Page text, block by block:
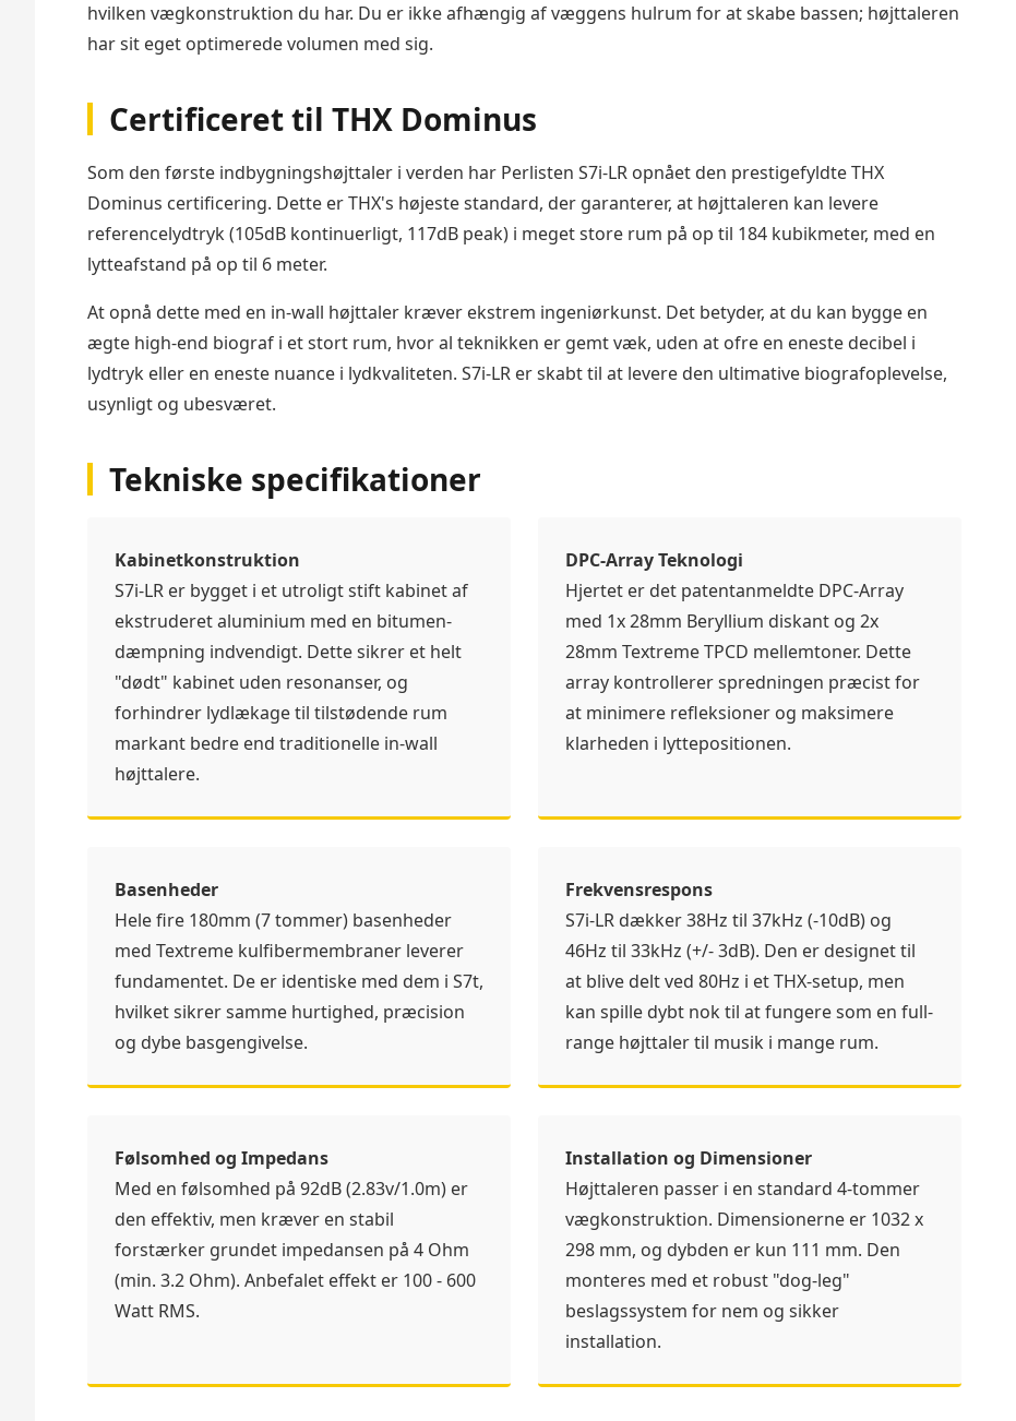
hvilken vægkonstruktion du har. Du er ikke afhængig af væggens hulrum for at skabe bassen; højttaleren
har sit eget optimerede volumen med sig.
Certificeret til THX Dominus
Som den første indbygningshøjttaler i verden har Perlisten S7i-LR opnået den prestigefyldte THX
Dominus certificering. Dette er THX's højeste standard, der garanterer, at højttaleren kan levere
referencelydtryk (105dB kontinuerligt, 117dB peak) i meget store rum på op til 184 kubikmeter, med en
lytteafstand på op til 6 meter.
At opnå dette med en in-wall højttaler kræver ekstrem ingeniørkunst. Det betyder, at du kan bygge en
ægte high-end biograf i et stort rum, hvor al teknikken er gemt væk, uden at ofre en eneste decibel i
lydtryk eller en eneste nuance i lydkvaliteten. S7i-LR er skabt til at levere den ultimative biografoplevelse,
usynligt og ubesværet.
Tekniske specifikationer
Kabinetkonstruktion
S7i-LR er bygget i et utroligt stift kabinet af
ekstruderet aluminium med en bitumen-
dæmpning indvendigt. Dette sikrer et helt
"dødt" kabinet uden resonanser, og
forhindrer lydlækage til tilstødende rum
markant bedre end traditionelle in-wall
højttalere.
DPC-Array Teknologi
Hjertet er det patentanmeldte DPC-Array
med 1x 28mm Beryllium diskant og 2x
28mm Textreme TPCD mellemtoner. Dette
array kontrollerer spredningen præcist for
at minimere refleksioner og maksimere
klarheden i lyttepositionen.
Basenheder
Hele fire 180mm (7 tommer) basenheder
med Textreme kulfibermembraner leverer
fundamentet. De er identiske med dem i S7t,
hvilket sikrer samme hurtighed, præcision
og dybe basgengivelse.
Frekvensrespons
S7i-LR dækker 38Hz til 37kHz (-10dB) og
46Hz til 33kHz (+/- 3dB). Den er designet til
at blive delt ved 80Hz i et THX-setup, men
kan spille dybt nok til at fungere som en full-
range højttaler til musik i mange rum.
Følsomhed og Impedans
Med en følsomhed på 92dB (2.83v/1.0m) er
den effektiv, men kræver en stabil
forstærker grundet impedansen på 4 Ohm
(min. 3.2 Ohm). Anbefalet effekt er 100 - 600
Watt RMS.
Installation og Dimensioner
Højttaleren passer i en standard 4-tommer
vægkonstruktion. Dimensionerne er 1032 x
298 mm, og dybden er kun 111 mm. Den
monteres med et robust "dog-leg"
beslagssystem for nem og sikker
installation.